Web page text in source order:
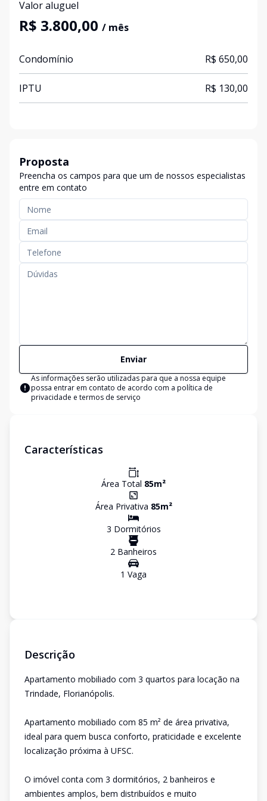
Valor aluguel
R$ 3.800,00 / mês
Condomínio R$ 650,00
IPTU R$ 130,00
Proposta
Preencha os campos para que um de nossos especialistas
entre em contato
Enviar
As informações serão utilizadas para que a nossa equipe
possa entrar em contato de acordo com a política de
privacidade e termos de serviço
Características
Área Total 85m²
Área Privativa 85m²
3 Dormitórios
2 Banheiros
1 Vaga
Descrição
Apartamento mobiliado com 3 quartos para locação na
Trindade, Florianópolis.
Apartamento mobiliado com 85 m² de área privativa,
ideal para quem busca conforto, praticidade e excelente
localização próxima à UFSC.
O imóvel conta com 3 dormitórios, 2 banheiros e
ambientes amplos, bem distribuídos e muito